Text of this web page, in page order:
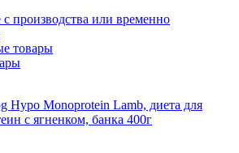
производства или временно
товары
Hypo Monoprotein Lamb, диета для
с ягненком, банка 400г